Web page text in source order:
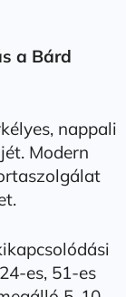
a Bárd
nappali
Modern
es, 51-es